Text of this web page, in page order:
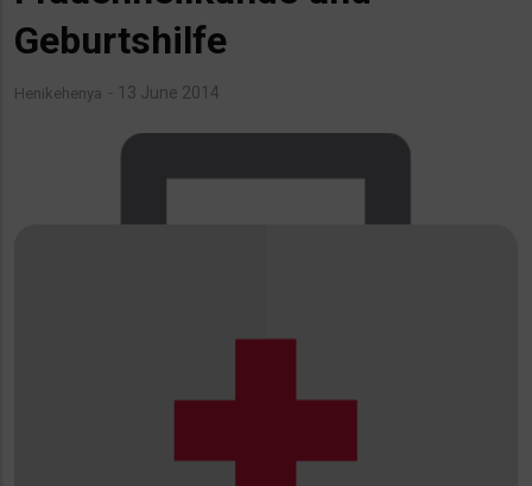
Geburtshilfe
Henikehenya 13 June 2014